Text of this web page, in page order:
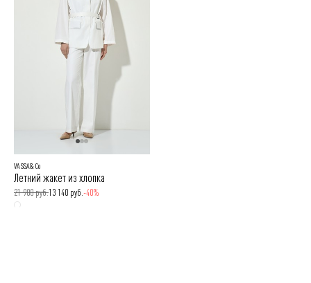
VASSA&Co
Летний жакет из хлопка
21 900 руб.13 140 руб. -40%